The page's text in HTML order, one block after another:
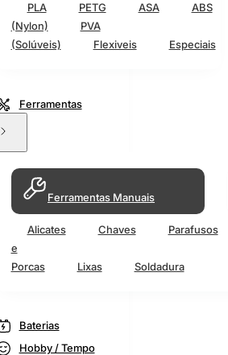
PLA PETG ASA ABS
(Nylon)
PVA
(Solúveis)
Flexiveis Especiais
Ferramentas
Ferramentas Manuais
Alicates Chaves
Parafusos
e
Porcas
Lixas Soldadura
Baterias
Hobby / Tempo